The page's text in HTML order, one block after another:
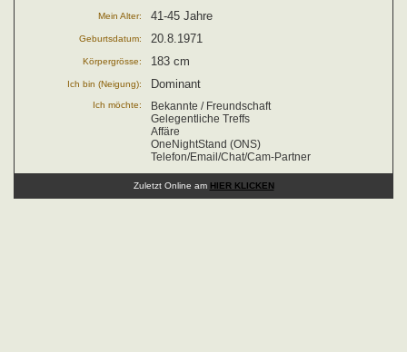
Mein Alter: 41-45 Jahre
Geburtsdatum: 20.8.1971
Körpergrösse: 183 cm
Ich bin (Neigung): Dominant
Ich möchte:
Bekannte / Freundschaft
Gelegentliche Treffs
Affäre
OneNightStand (ONS)
Telefon/Email/Chat/Cam-Partner
Zuletzt Online am HIER KLICKEN